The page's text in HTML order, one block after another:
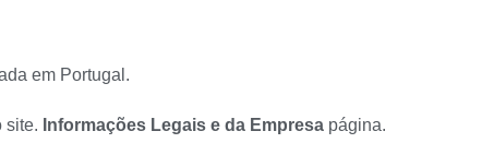
em Portugal.
site. Informações Legais e da Empresa página.